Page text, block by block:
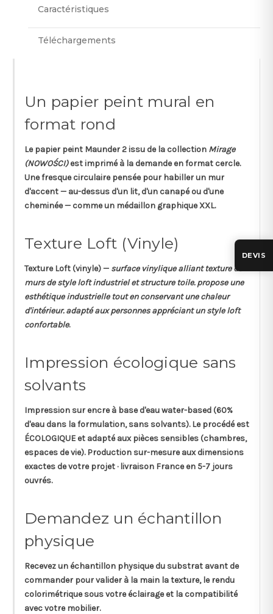
Caractéristiques
Téléchargements
Un papier peint mural en
format rond
Le papier peint Maunder 2issu de la collection Mirage
(NOWOŚCI)est imprimé à la demande enformat cercle.
Une fresque circulaire pensée pour habiller un mur
d'accent — au-dessus d'un lit, d'un canapé ou d'une
cheminée — comme un médaillon graphique XXL.
Texture Loft (Vinyle)
TextureLoft (vinyle) — surface vinylique alliant texture de
murs de style loft industriel et structure toile. propose une
esthétique industrielle tout en conservant une chaleur
d'intérieur. adapté aux personnes appréciant un style loft
confortable.
Impression écologique sans
solvants
Impression sur encre à base d'eauwater-based (60%
d'eau dans la formulation, sans solvants). Le procédé est
ÉCOLOGIQUE et adapté aux pièces sensibles (chambres,
espaces de vie). Production sur-mesure aux dimensions
exactes de votre projet · livraison France en 5-7 jours
ouvrés.
Demandez un échantillon
physique
Recevez un échantillon physiquedu substrat avant de
commander pour valider à la main la texture, le rendu
colorimétrique sous votre éclairage et la compatibilité
avec votre mobilier.
DEVIS